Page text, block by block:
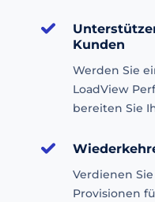
Kunden
Werden Sie
LoadView
bereiten Sie
Verdienen
Provisionen